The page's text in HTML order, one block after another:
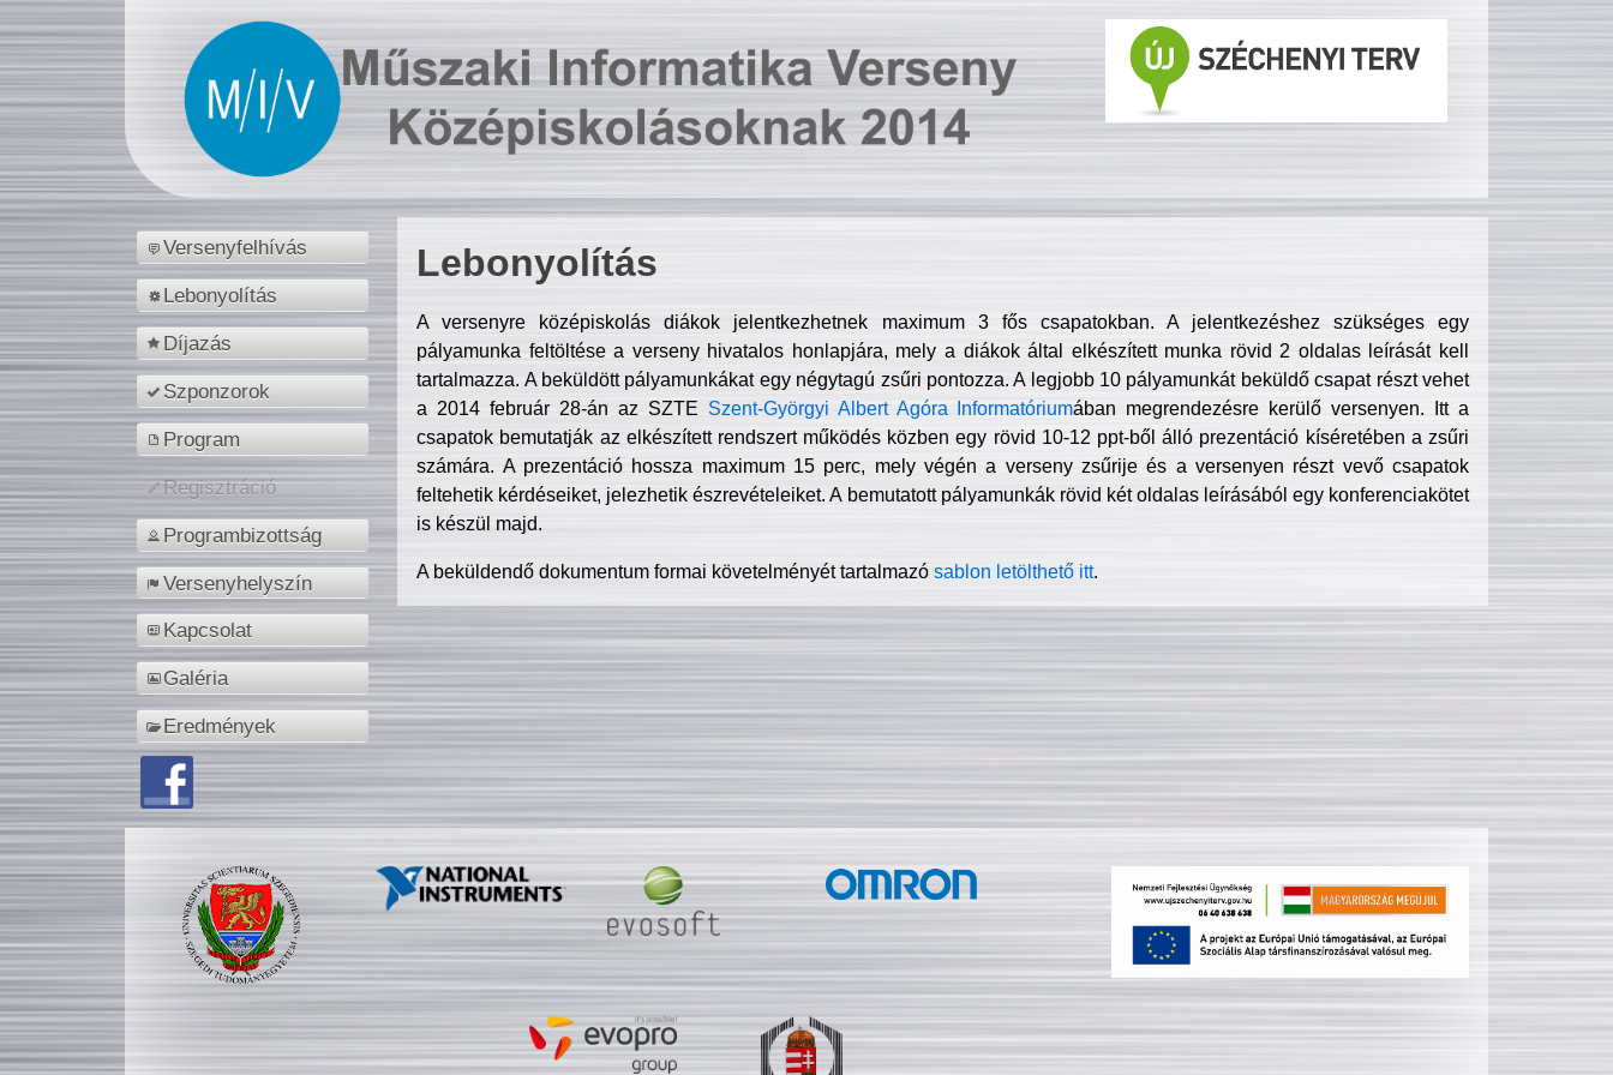
Versenyfelhívás
Lebonyolítás
Díjazás
Szponzorok
Program
Regisztráció
Programbizottság
Versenyhelyszín
Kapcsolat
Galéria
Eredmények
Lebonyolítás
A versenyre középiskolás diákok jelentkezhetnek maximum 3 fős csapatokban. A jelentkezéshez szükséges egy
pályamunka feltöltése a verseny hivatalos honlapjára, mely a diákok által elkészített munka rövid 2 oldalas leírását kell
tartalmazza. A beküldött pályamunkákat egy négytagú zsűri pontozza. A legjobb 10 pályamunkát beküldő csapat részt vehet
a 2014 február 28-án az SZTE Szent-Györgyi Albert Agóra Informatóriumában megrendezésre kerülő versenyen. Itt a
csapatok bemutatják az elkészített rendszert működés közben egy rövid 10-12 ppt-ből álló prezentáció kíséretében a zsűri
számára. A prezentáció hossza maximum 15 perc, mely végén a verseny zsűrije és a versenyen részt vevő csapatok
feltehetik kérdéseiket, jelezhetik észrevételeiket. A bemutatott pályamunkák rövid két oldalas leírásából egy konferenciakötet
is készül majd.
A beküldendő dokumentum formai követelményét tartalmazósablon letölthető itt.